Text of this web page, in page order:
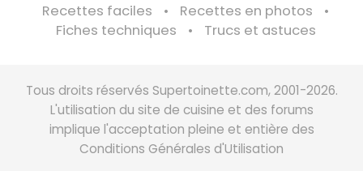
Recettes faciles
Recettes en photos
Fiches techniques
Trucs et astuces
Tous droits réservés Supertoinette.com, 2001-2026.
L'utilisation du site de cuisine et des forums
implique l'acceptation pleine et entière des
Conditions Générales d'Utilisation